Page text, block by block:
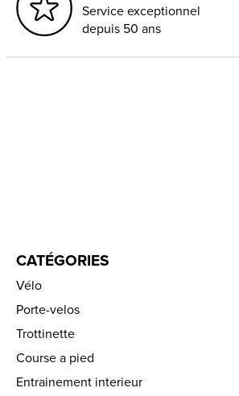
Service exceptionnel
depuis 50 ans
CATÉGORIES
Vélo
Porte-velos
Trottinette
Course a pied
Entrainement interieur